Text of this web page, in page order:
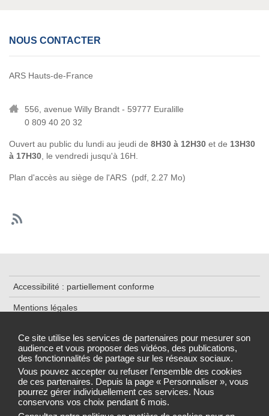
Ce site utilise les services de partenaires pour mesurer son
audience et vous proposer des vidéos, des publications,
des fonctionnalités de partage sur les réseaux sociaux.
Vous pouvez accepter ou refuser l’ensemble des cookies
de ces partenaires. Depuis la page « Personnaliser », vous
pourrez gérer individuellement ces services. Nous
conservons vos choix pendant 6 mois.
NOUS CONTACTER
ARS Hauts-de-France
556, avenue Willy Brandt - 59777 Euralille
0 809 40 20 32
Ouvert au public du lundi au jeudi de 8H30 à 12H30 et de 13H30
à 17H30 , le vendredi jusqu'à 16H.
Plan d'accès au siège de l'ARS (pdf, 2.27 Mo)
Accessibilité : partiellement conforme
Mentions légales
Plan du Site
Gestion des cookies